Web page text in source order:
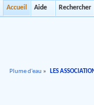
Accueil Aide Rechercher
Plume d'eau » LES